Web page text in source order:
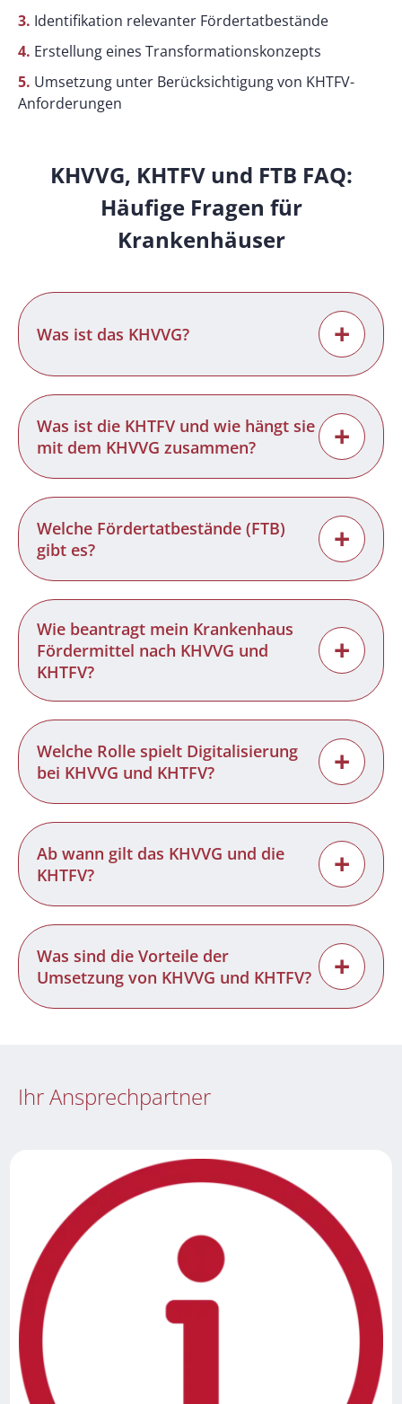
3. Identifikation relevanter Fördertatbestände
4. Erstellung eines Transformationskonzepts
5. Umsetzung unter Berücksichtigung von KHTFV-
Anforderungen
KHVVG, KHTFV und FTB FAQ:
Häufige Fragen für
Krankenhäuser
Was ist das KHVVG? +
Was ist die KHTFV und wie hängt sie
mit dem KHVVG zusammen?
+
Welche Fördertatbestände (FTB)
gibt es?
+
Wie beantragt mein Krankenhaus
Fördermittel nach KHVVG und
KHTFV?
+
Welche Rolle spielt Digitalisierung
bei KHVVG und KHTFV?
+
Ab wann gilt das KHVVG und die
KHTFV?
+
Was sind die Vorteile der
Umsetzung von KHVVG und KHTFV?
+
Ihr Ansprechpartner